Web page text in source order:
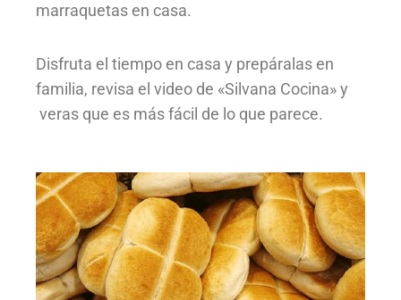
marraquetas en casa.
Disfruta el tiempo en casa y prepáralas en
familia, revisa el video de «Silvana Cocina» y
veras que es más fácil de lo que parece.